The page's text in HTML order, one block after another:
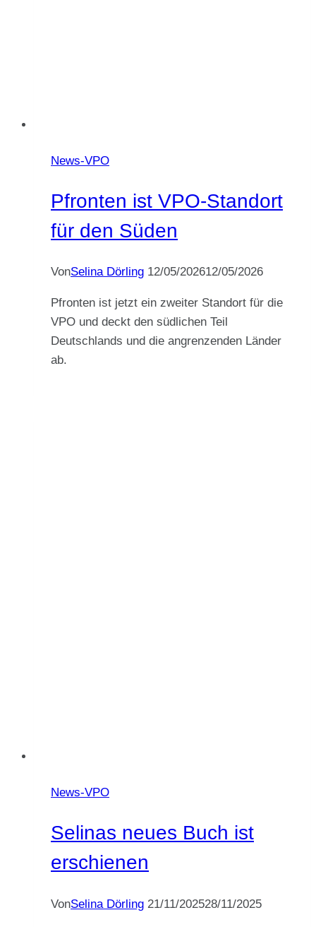
News-VPO
Pfronten ist VPO-Standort
für den Süden
VonSelina Dörling 12/05/202612/05/2026
Pfronten ist jetzt ein zweiter Standort für die
VPO und deckt den südlichen Teil
Deutschlands und die angrenzenden Länder
ab.
News-VPO
Selinas neues Buch ist
erschienen
VonSelina Dörling 21/11/202528/11/2025